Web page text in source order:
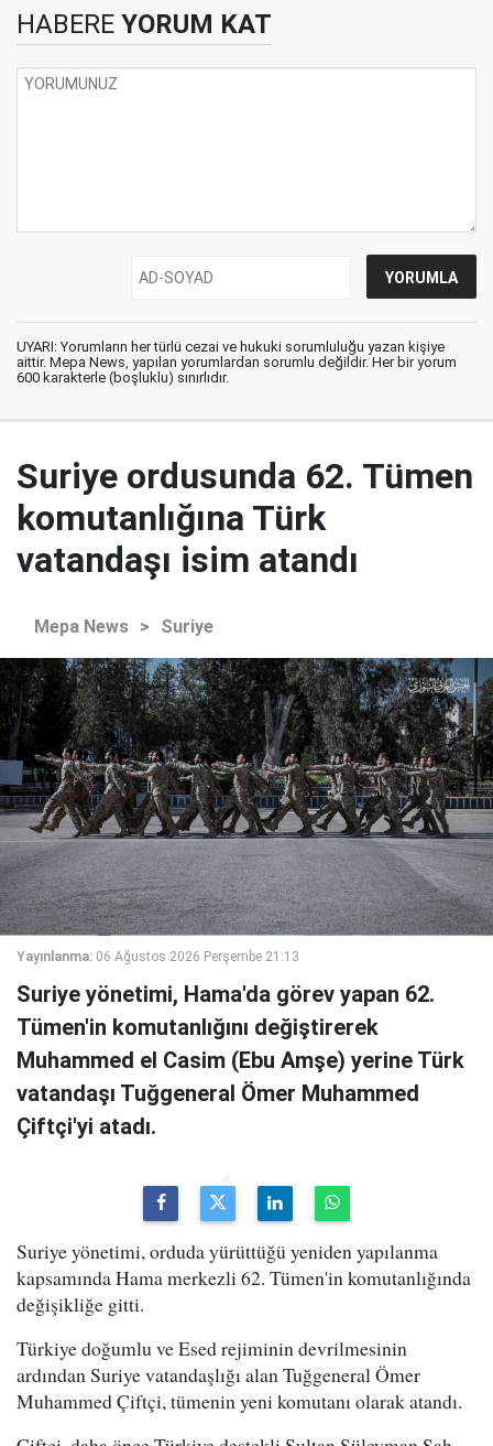
HABERE YORUM KAT
UYARI: Yorumların her türlü cezai ve hukuki sorumluluğu yazan kişiye
aittir. Mepa News, yapılan yorumlardan sorumlu değildir. Her bir yorum
600 karakterle (boşluklu) sınırlıdır.
Suriye ordusunda 62. Tümen
komutanlığına Türk
vatandaşı isim atandı
Mepa News > Suriye
Yayınlanma: 06 Ağustos 2026 Perşembe 21:13
Suriye yönetimi, Hama'da görev yapan 62.
Tümen'in komutanlığını değiştirerek
Muhammed el Casim (Ebu Amşe) yerine Türk
vatandaşı Tuğgeneral Ömer Muhammed
Çiftçi'yi atadı.
Suriye yönetimi, orduda yürüttüğü yeniden yapılanma
kapsamında Hama merkezli 62. Tümen'in komutanlığında
değişikliğe gitti.
Türkiye doğumlu ve Esed rejiminin devrilmesinin
ardından Suriye vatandaşlığı alan Tuğgeneral Ömer
Muhammed Çiftçi, tümenin yeni komutanı olarak atandı.